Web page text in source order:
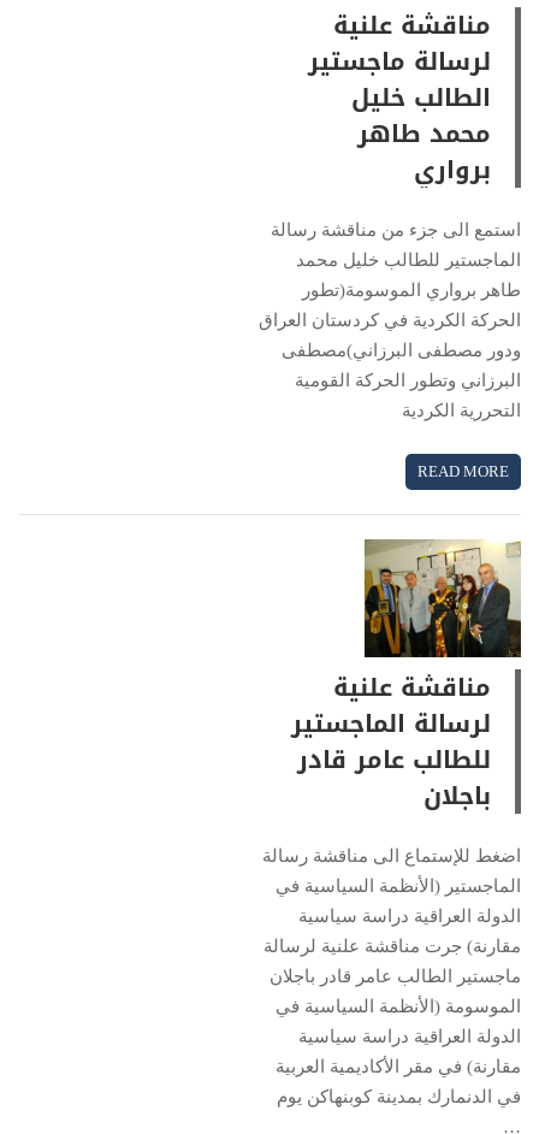
مناقشة علنية
لرسالة ماجستير
الطالب خليل
محمد طاهر
برواري
استمع الى جزء من مناقشة رسالة
الماجستير للطالب خليل محمد
طاهر برواري الموسومة(تطور
الحركة الكردية في كردستان العراق
ودور مصطفى البرزاني)مصطفى
البرزاني وتطور الحركة القومية
التحررية الكردية
READ MORE
مناقشة علنية
لرسالة الماجستير
للطالب عامر قادر
باجلان
اضغط للإستماع الى مناقشة رسالة
الماجستير (الأنظمة السياسية في
الدولة العراقية دراسة سياسية
مقارنة) جرت مناقشة علنية لرسالة
ماجستير الطالب عامر قادر باجلان
الموسومة (الأنظمة السياسية في
الدولة العراقية دراسة سياسية
مقارنة) في مقر الأكاديمية العربية
في الدنمارك بمدينة كوبنهاكن يوم
…